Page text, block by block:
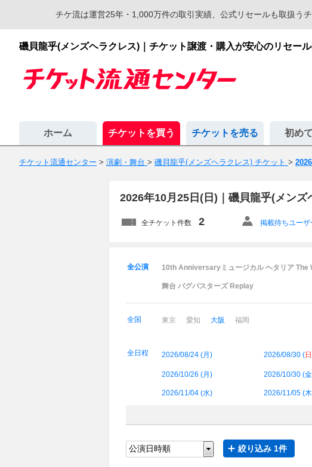
チケ流は運営25年・1,000万件の取引実績、公式リセールも取扱う
磯貝龍乎(メンズヘラクレス)｜チケット譲渡・購入が安心のリセー
ホーム チケットを買う チケットを売る 初め
チケット流通センター > 演劇・舞台 > 磯貝龍乎(メンズヘラクレス) チケット >
2026年10月25日(日)｜磯貝龍乎(メン
全チケット件数 2 掲載待ちユーザ
全公演 10th Anniversaryミュージカル ヘタリア The
舞台 バグバスターズ Replay
全国 東京 愛知 大阪 福岡
全日程 2026/08/24 (月 ) 2026/08/30 (日
2026/10/26 (月 ) 2026/10/30 (金
2026/11/04 (水) 2026/11/05 (木
絞り込み 1件